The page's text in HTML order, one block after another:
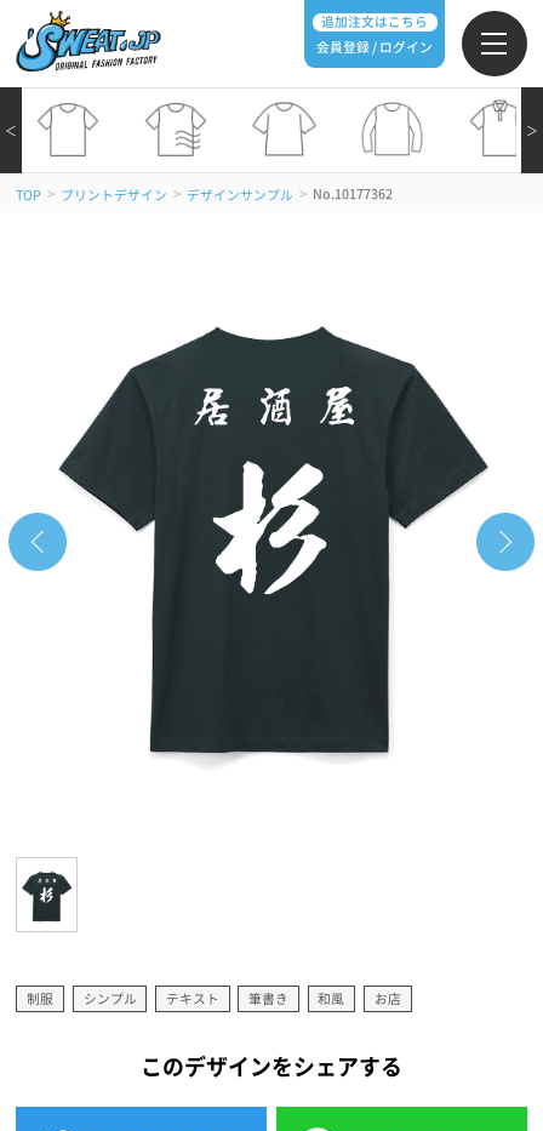
追加注文はこちら
会員登録 / ログイン
＞
＜
TOP > プリントデザイン > デザインサンプル > No.10177362
制服 シンプル テキスト 筆書き 和風 お店
このデザインをシェアする